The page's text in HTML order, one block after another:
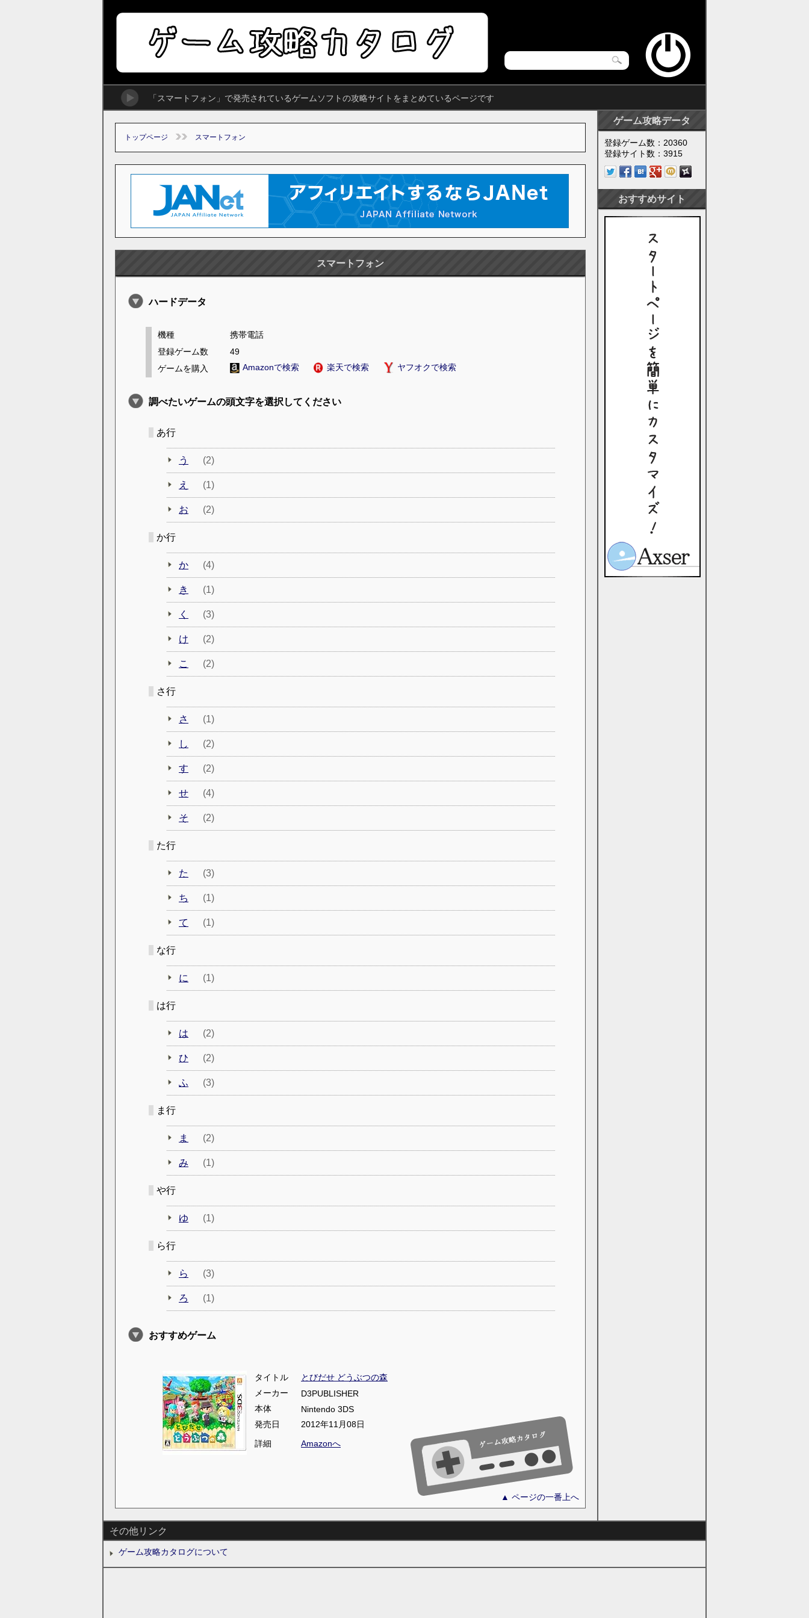
「スマートフォン」で発売されているゲームソフトの攻略サイトをまとめているページです
トップページ スマートフォン
スマートフォン
ハードデータ
機種
携帯電話
登録ゲーム数
49
ゲームを購入
Amazonで検索 楽天で検索 ヤフオクで検索
調べたいゲームの頭文字を選択してください
あ行
う (2)
え (1)
お (2)
か行
か (4)
き (1)
く (3)
け (2)
こ (2)
さ行
さ (1)
し (2)
す (2)
せ (4)
そ (2)
た行
た (3)
ち (1)
て (1)
な行
に (1)
は行
は (2)
ひ (2)
ふ (3)
ま行
ま (2)
み (1)
や行
ゆ (1)
ら行
ら (3)
ろ (1)
おすすめゲーム
タイトル
とびだせ どうぶつの森
メーカー
D3PUBLISHER
本体
Nintendo 3DS
発売日
2012年11月08日
詳細
Amazonへ
▲ ページの一番上へ
ゲーム攻略データ
登録ゲーム数：20360
登録サイト数：3915
おすすめサイト
その他リンク
ゲーム攻略カタログについて